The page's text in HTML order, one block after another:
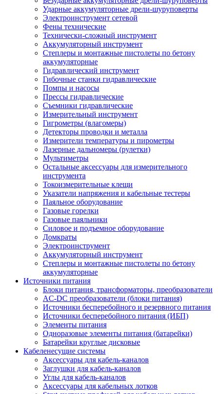
Ударные аккумуляторные дрели-шуруповерты
Электроинструмент сетевой
Фены технические
Технически-сложный инструмент
Аккумуляторный инструмент
Степлеры и монтажные пистолеты по бетону
аккумуляторные
Гидравлический инструмент
Гибочные станки гидравлические
Помпы и насосы
Прессы гидравлические
Съемники гидравлические
Измерительный инструмент
Гигрометры (влагомеры)
Детекторы проводки и металла
Измерители температуры и пирометры
Лазерные дальномеры (рулетки)
Мультиметры
Остальные аксессуары для измерительного
инструмента
Токоизмерительные клещи
Указатели напряжения и кабельные тестеры
Паяльное оборудование
Газовые горелки
Газовые паяльники
Силовое и подъемное оборудование
Домкраты
Электроинструмент
Аккумуляторный инструмент
Степлеры и монтажные пистолеты по бетону
аккумуляторные
Источники питания
Блоки питания, трансформаторы, преобразователи
AC-DC преобразователи (блоки питания)
Источники бесперебойного и резервного питания
Источники бесперебойного питания (ИБП)
Элементы питания
Одноразовые элементы питания (батарейки)
Батарейки круглые дисковые
Кабеленесущие системы
Аксессуары для кабель-каналов
Заглушки для кабель-каналов
Углы для кабель-каналов
Аксессуары для кабельных лотков